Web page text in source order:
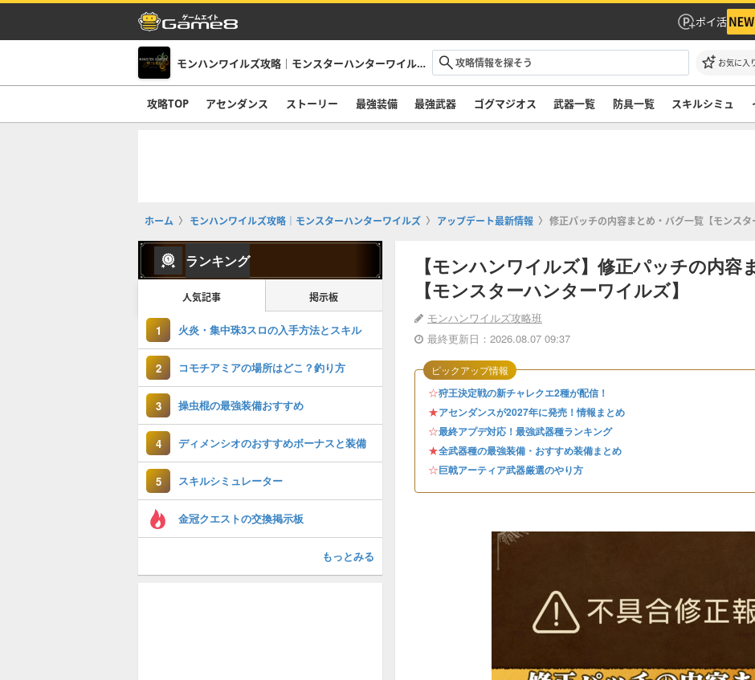
ポイ活
モンハンワイルズ攻略｜モンスターハンターワイルズ お気に入
攻略TOP アセンダンス ストーリー 最強装備 最強武器 ゴグマジオス 武器一覧 防具一覧 スキルシミュ
ホーム モンハンワイルズ攻略｜モンスターハンターワイルズ アップデート最新情報 修正パッチの内容まとめ・バグ一覧【モンスタ
【モンハンワイルズ】修正パッチの内容
【モンスターハンターワイルズ】
モンハンワイルズ攻略班
最終更新日：2026.08.07 09:37
☆狩王決定戦の新チャレクエ2種が配信！
★アセンダンスが2027年に発売！情報まとめ
☆最終アプデ対応！最強武器種ランキング
★全武器種の最強装備・おすすめ装備まとめ
☆巨戟アーティア武器厳選のやり方
ピックアップ情報
ランキング
人気記事 掲示板
1 火炎・集中珠3スロの入手方法とスキル
2 コモチアミアの場所はどこ？釣り方
3 操虫棍の最強装備おすすめ
4 ディメンシオのおすすめボーナスと装備
5 スキルシミュレーター
金冠クエストの交換掲示板
もっとみる